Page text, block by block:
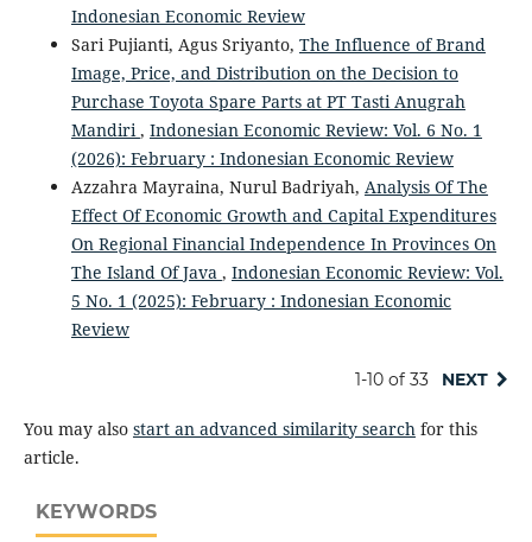
Indonesian Economic Review
Sari Pujianti, Agus Sriyanto, The Influence of Brand
Image, Price, and Distribution on the Decision to
Purchase Toyota Spare Parts at PT Tasti Anugrah
Mandiri, Indonesian Economic Review: Vol. 6 No. 1
(2026): February : Indonesian Economic Review
Azzahra Mayraina, Nurul Badriyah, Analysis Of The
Effect Of Economic Growth and Capital Expenditures
On Regional Financial Independence In Provinces On
The Island Of Java , Indonesian Economic Review: Vol.
5 No. 1 (2025): February : Indonesian Economic
Review
1-10 of 33 NEXT
You may also start an advanced similarity searchfor this
article.
KEYWORDS